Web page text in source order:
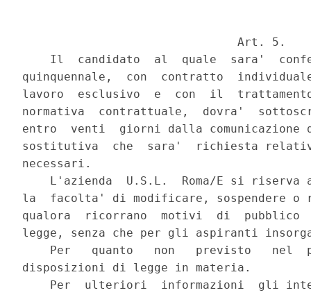
                               Art. 5.
Il  candidato  al  quale  sara'
quinquennale,  con  contratto
lavoro  esclusivo  e  con  il
normativa  contrattuale,  dovra'
entro  venti  giorni dalla comunicazione
sostitutiva  che  sara'  richiesta
necessari.
L'azienda  U.S.L.  Roma/E si riserva
la  facolta' di modificare, sospendere o
qualora  ricorrano  motivi  di  pubblico
legge, senza che per gli aspiranti
Per   quanto   non   previsto   nel
disposizioni di legge in materia.
Per  ulteriori  informazioni  gli